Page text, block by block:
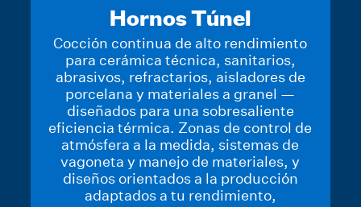
Hornos Túnel
Cocción continua de alto rendimiento
para cerámica técnica, sanitarios,
abrasivos, refractarios, aisladores de
porcelana y materiales a granel —
diseñados para una sobresaliente
eficiencia térmica. Zonas de control de
atmósfera a la medida, sistemas de
vagoneta y manejo de materiales, y
diseños orientados a la producción
adaptados a tu rendimiento,